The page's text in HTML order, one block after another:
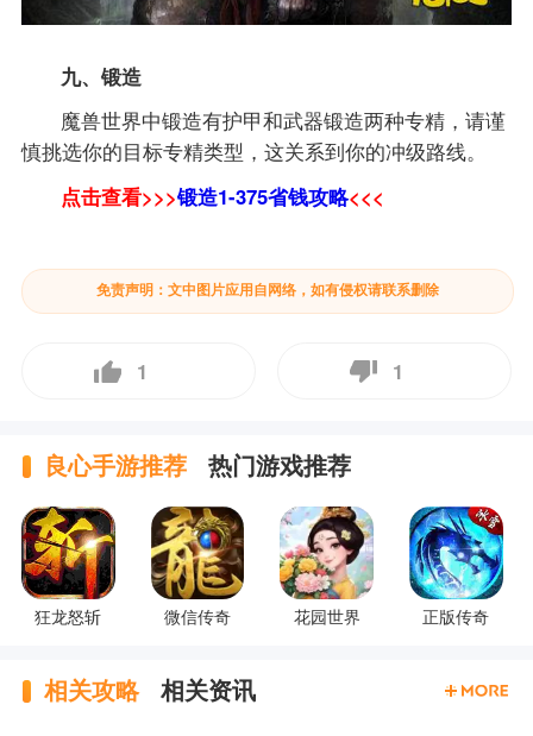
九、锻造
魔兽世界中锻造有护甲和武器锻造两种专精，请谨
慎挑选你的目标专精类型，这关系到你的冲级路线。
点击查看>>>锻造1-375省钱攻略<<<
免责声明：文中图片应用自网络，如有侵权请联系删除
1 1
良心手游推荐 热门游戏推荐
狂龙怒斩 微信传奇 花园世界 正版传奇
相关攻略 相关资讯